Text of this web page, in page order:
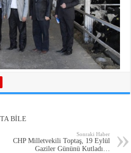
BİLE
Sonraki Haber
CHP Milletvekili Toptaş, 19 Eylül
Gaziler Gününü Kutladı…